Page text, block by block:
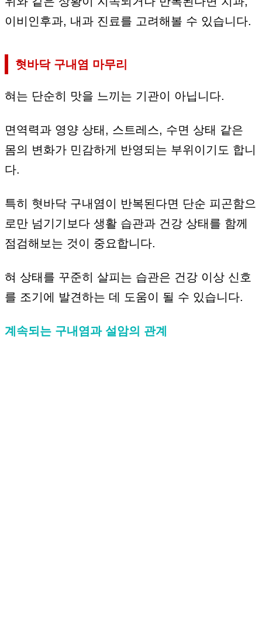
이비인후과, 내과 진료를 고려해볼 수 있습니다.
혓바닥 구내염 마무리
혀는 단순히 맛을 느끼는 기관이 아닙니다.
면역력과 영양 상태, 스트레스, 수면 상태 같은
몸의 변화가 민감하게 반영되는 부위이기도 합니
다.
특히 혓바닥 구내염이 반복된다면 단순 피곤함으
로만 넘기기보다 생활 습관과 건강 상태를 함께
점검해보는 것이 중요합니다.
혀 상태를 꾸준히 살피는 습관은 건강 이상 신호
를 조기에 발견하는 데 도움이 될 수 있습니다.
계속되는 구내염과 설암의 관계